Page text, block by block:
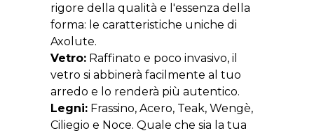
rigore della qualità e l'essenza della
forma: le caratteristiche uniche di
Axolute.
Vetro: Raffinato e poco invasivo, il
vetro si abbinerà facilmente al tuo
arredo e lo renderà più autentico.
Legni: Frassino, Acero, Teak, Wengè,
Ciliegio e Noce. Quale che sia la tua